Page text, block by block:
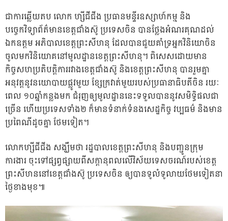
ជាការឆ្លើយតប លោក ហ្សីជីជីង ប្រធានមន្ទីរឧស្សាហ៍កម្ម និង
បច្ចេកវិទ្យាព័ត៌មានខេត្តជាំងស៊ូ ប្រទេសចិន បានថ្លែងអំណរគុណដល់
ឯកឧត្តម អភិបាលខេត្តព្រះសីហនុ ដែលបានជួយគាំទ្រអ្នកវិនិយោចិន
ចូលមកវិនិយោគនៅមូលដ្ឋានខេត្តព្រះសីហនុ។ ពិសេសដោយមាន
កិច្ចសហប្រតិបត្តិការរវាងខេត្តជាំងស៊ូ និងខេត្តព្រះសីហនុ បានរួមគ្នា
អនុវត្តនូវនយោបាយផ្លូវមួយ ខ្សែក្រវាត់មួយរបស់ប្រធានាធិបតីចិន រយៈ
ពេល ១០ឆ្នាំកន្លងមក ជំរុញឲ្យមូលដ្ឋាននេះទទួលបាននូវសមិទ្ធិផលជា
ច្រើន ហើយប្រទេសទាំង២ ក៏មានទំនាក់ទំនងសេដ្ឋកិច្ច វប្បធម៌ និងមាន
ប្រពៃណីដូចគ្នា ថែមទៀត។
លោកហ្សីជីជីង សង្ឃឹមថា រដ្ឋបាលខេត្តព្រះសីហនុ និងបញ្ជូនក្រុម
ការងារ ចុះទៅផ្សព្វផ្សាយពីសក្តានុពលលើវិស័យទេសចរណ៍របស់ខេត្ត
ព្រះសីហននៅខេត្តជាំងស៊ូ ប្រទេសចិន ឲ្យបានទូលំទូលាយថែមទៀតនា
ថ្ងៃខាងមុខ៕